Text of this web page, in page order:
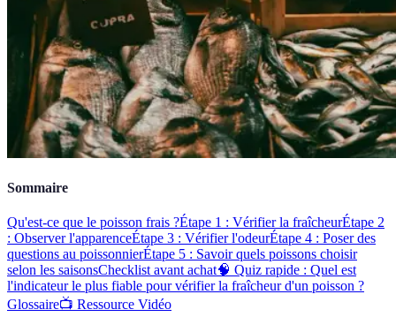
Sommaire
Qu'est-ce que le poisson frais ?Étape 1 : Vérifier la fraîcheurÉtape 2
: Observer l'apparenceÉtape 3 : Vérifier l'odeurÉtape 4 : Poser des
questions au poissonnierÉtape 5 : Savoir quels poissons choisir
selon les saisonsChecklist avant achat🧠 Quiz rapide : Quel est
l'indicateur le plus fiable pour vérifier la fraîcheur d'un poisson ?
Glossaire📺 Ressource Vidéo